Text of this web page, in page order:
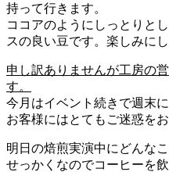
持って行きます。
ココアのようにしっとりと
スの良い豆です。楽しみに
申し訳ありませんが工房の
す。
今月はイベント続きで週末
お客様にはとてもご迷惑を
明日の焙煎実演中にどんな
せっかくなのでコーヒーを